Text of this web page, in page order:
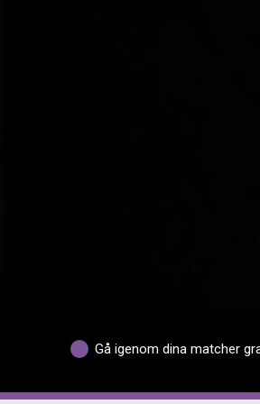
Gå igenom dina matcher